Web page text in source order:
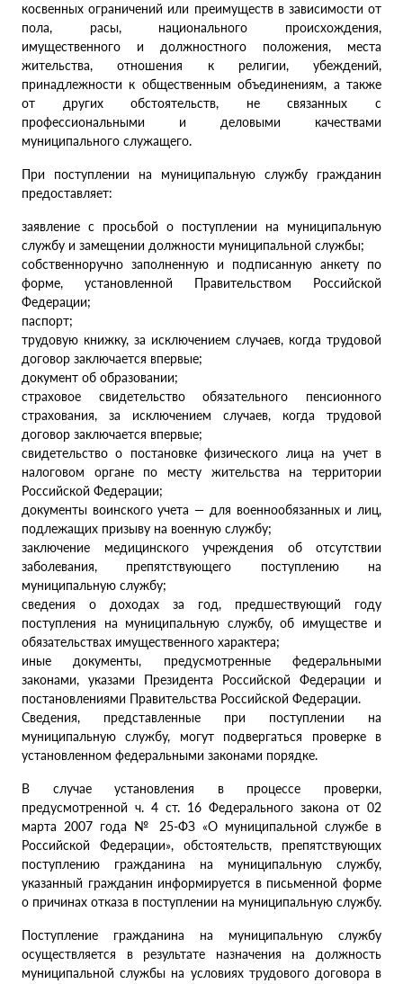
косвенных ограничений или преимуществ в зависимости от
пола, расы, национального происхождения,
имущественного и должностного положения, места
жительства, отношения к религии, убеждений,
принадлежности к общественным объединениям, а также
от других обстоятельств, не связанных с
профессиональными и деловыми качествами
муниципального служащего.
При поступлении на муниципальную службу гражданин
предоставляет:
заявление с просьбой о поступлении на муниципальную
службу и замещении должности муниципальной службы;
собственноручно заполненную и подписанную анкету по
форме, установленной Правительством Российской
Федерации;
паспорт;
трудовую книжку, за исключением случаев, когда трудовой
договор заключается впервые;
документ об образовании;
страховое свидетельство обязательного пенсионного
страхования, за исключением случаев, когда трудовой
договор заключается впервые;
свидетельство о постановке физического лица на учет в
налоговом органе по месту жительства на территории
Российской Федерации;
документы воинского учета — для военнообязанных и лиц,
подлежащих призыву на военную службу;
заключение медицинского учреждения об отсутствии
заболевания, препятствующего поступлению на
муниципальную службу;
сведения о доходах за год, предшествующий году
поступления на муниципальную службу, об имуществе и
обязательствах имущественного характера;
иные документы, предусмотренные федеральными
законами, указами Президента Российской Федерации и
постановлениями Правительства Российской Федерации.
Сведения, представленные при поступлении на
муниципальную службу, могут подвергаться проверке в
установленном федеральными законами порядке.
В случае установления в процессе проверки,
предусмотренной ч. 4 ст. 16 Федерального закона от 02
марта 2007 года № 25-ФЗ «О муниципальной службе в
Российской Федерации», обстоятельств, препятствующих
поступлению гражданина на муниципальную службу,
указанный гражданин информируется в письменной форме
о причинах отказа в поступлении на муниципальную службу.
Поступление гражданина на муниципальную службу
осуществляется в результате назначения на должность
муниципальной службы на условиях трудового договора в